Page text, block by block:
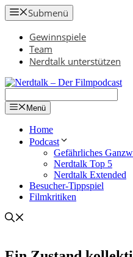
Zum
Inhalt
springen
Submenü
Gewinnspiele
Team
Nerdtalk unterstützen
Menü
Home
Podcast
Gefährliches
Nerdtalk Top 5
Nerdtalk Extended
Besucher-Tippspiel
Filmkritiken